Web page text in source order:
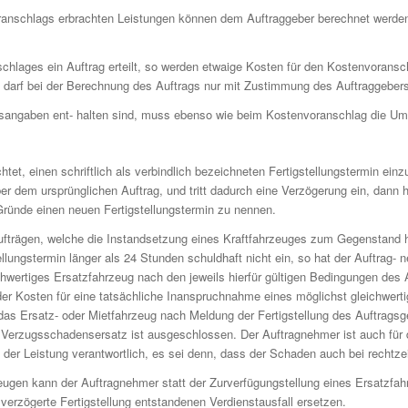
erbrachten Leistungen können dem Auftraggeber berechnet
ein Auftrag erteilt, so werden etwaige Kosten für den
bei der Berechnung des Auftrags nur mit Zustimmung des
ent- halten sind, muss ebenso wie beim Kostenvoranschlag die
einen schriftlich als verbindlich bezeichneten Fertigstellungstermin
dem ursprünglichen Auftrag, und tritt dadurch eine Verzögerung ein, dann
einen neuen Fertigstellungstermin zu nennen.
welche die Instandsetzung eines Kraftfahrzeuges zum Gegenstand
länger als 24 Stunden schuldhaft nicht ein, so hat der Auftrag-
Ersatzfahrzeug nach den jeweils hierfür gültigen Bedingungen
Kosten für eine tatsächliche Inanspruchnahme eines möglichst
Ersatz- oder Mietfahrzeug nach Meldung der Fertigstellung des
ist ausgeschlossen. Der Auftragnehmer ist auch für
Leistung verantwortlich, es sei denn, dass der Schaden auch bei
kann der Auftragnehmer statt der Zurverfügungstellung eines
Fertigstellung entstandenen Verdienstausfall ersetzen.